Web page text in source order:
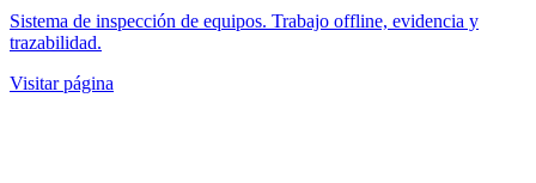
Sistema de inspección de equipos. Trabajo offline, evidencia y
trazabilidad.
Visitar página